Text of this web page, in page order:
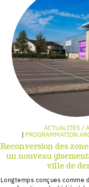
ACTUALITÉS /
PROGRAMMATION
Reconversion des
un nouveau
ville de
Longtemps conçues comme